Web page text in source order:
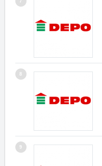
7
8
9